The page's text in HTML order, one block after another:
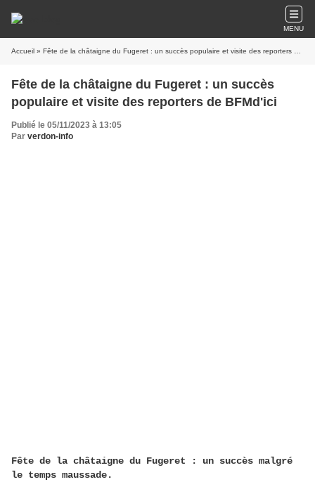
MENU
Accueil » Fête de la châtaigne du Fugeret : un succès populaire et visite des reporters de BFMd'ici
Fête de la châtaigne du Fugeret : un succès
populaire et visite des reporters de BFMd'ici
Publié le 05/11/2023 à 13:05
Par verdon-info
Fête de la châtaigne du Fugeret : un succès malgré
le temps maussade.